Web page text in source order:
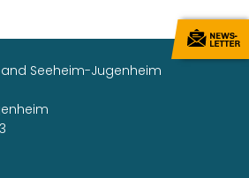
Seeheim-Jugenheim